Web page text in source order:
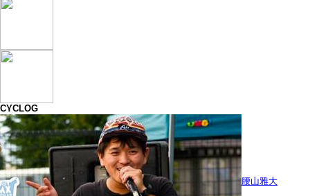
CYCLOG
腰山雅大